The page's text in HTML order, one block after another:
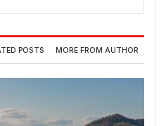
POSTS MORE FROM AUTHOR